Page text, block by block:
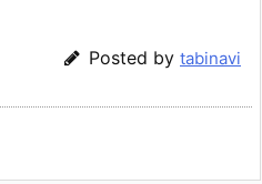
Posted by tabinavi